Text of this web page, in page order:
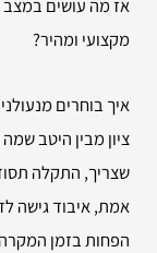
אז מה עושים במצב
מקצועי ומהיר?
איך בוחרים
ציון מבין היטב
שצריך, התקלה
אמת, איבוד גישה
הפחות בזמן